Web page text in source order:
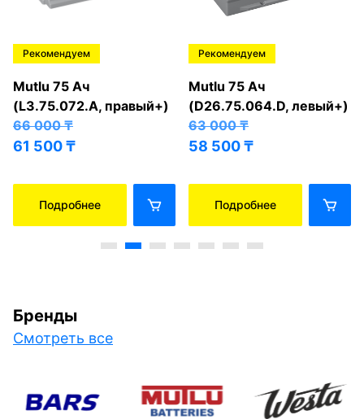
Рекомендуем
Mutlu 75 Ач
(L3.75.072.A, правый+)
66 000₸
61 500₸
Подробнее
Рекомендуем
Mutlu 75 Ач
(D26.75.064.D, левый+)
63 000₸
58 500₸
Подробнее
Бренды
Смотреть все